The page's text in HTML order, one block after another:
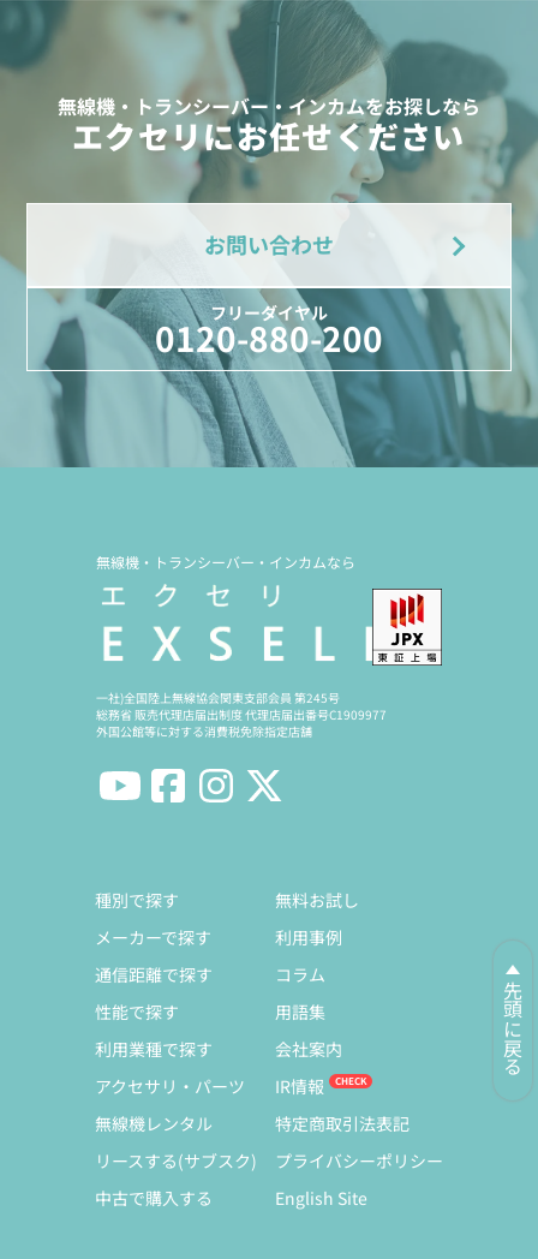
無線機・トランシーバー・インカムをお探しなら
エクセリにお任せください
お問い合わせ
フリーダイヤル
0120-880-200
先頭に戻る
無線機・トランシーバー・インカムなら
一社)全国陸上無線協会関東支部会員 第245号
総務省 販売代理店届出制度 代理店届出番号C1909977
外国公館等に対する消費税免除指定店舗
種別で探す
メーカーで探す
通信距離で探す
性能で探す
利用業種で探す
アクセサリ・パーツ
無線機レンタル
リースする(サブスク)
中古で購入する
無料お試し
利用事例
コラム
用語集
会社案内
IR情報
特定商取引法表記
プライバシーポリシー
English Site